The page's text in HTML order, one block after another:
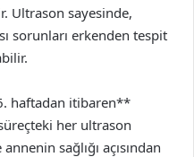
Ultrason sayesinde,
sorunları erkenden tespit
haftadan itibaren**
her ultrason
sağlığı açısından